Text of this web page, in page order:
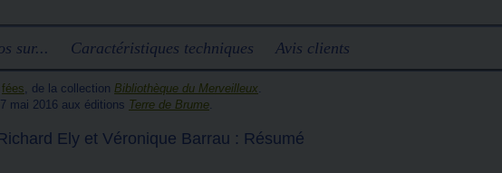
sur... Caractéristiques techniques Avis clients
fées, de la collection Bibliothèque du Merveilleux.
mai 2016 aux éditions Terre de Brume.
Ely et Véronique Barrau : Résumé